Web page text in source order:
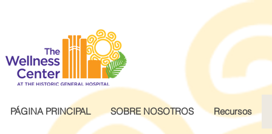
PÁGINA PRINCIPAL SOBRE NOSOTROS Recursos